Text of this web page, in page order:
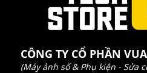
CÔNG TY CỔ PHẦN
(Máy ảnh số & Phụ kiện - Sửa